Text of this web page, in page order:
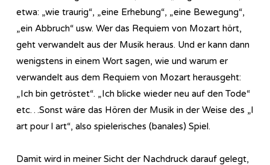
etwa: „wie traurig“, „eine Erhebung“, „eine Bewegung“,
„ein Abbruch“ usw. Wer das Requiem von Mozart hört,
geht verwandelt aus der Musik heraus. Und er kann dann
wenigstens in einem Wort sagen, wie und warum er
verwandelt aus dem Requiem von Mozart herausgeht:
„Ich bin getröstet“. „Ich blicke wieder neu auf den Tode“
etc…Sonst wäre das Hören der Musik in der Weise des „l
art pour l art“, also spielerisches (banales) Spiel.
Damit wird in meiner Sicht der Nachdruck darauf gelegt,